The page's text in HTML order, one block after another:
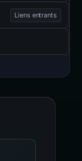
Liens entrants